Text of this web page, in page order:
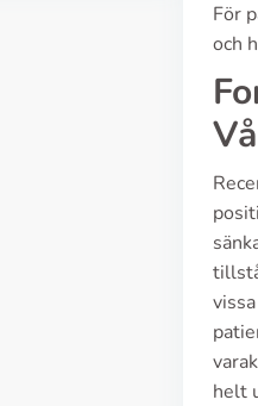
För
och
helt